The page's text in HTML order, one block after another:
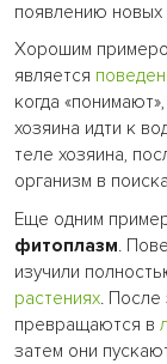
появлению новых
Хорошим
является
когда
хозяина идти к
теле хозяина,
организм в
Еще одним
фитоплазм.
изучили
растениях. После
превращаются в
затем они